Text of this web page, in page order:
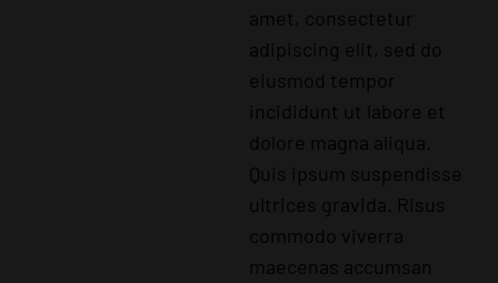
amet, consectetur
adipiscing elit, sed do
eiusmod tempor
incididunt ut labore et
dolore magna aliqua.
Quis ipsum suspendisse
ultrices gravida. Risus
commodo viverra
maecenas accumsan